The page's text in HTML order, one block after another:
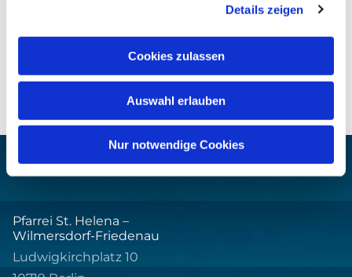
Details zeigen
Cookies zulassen
Auswahl erlauben
Nur notwendige Cookies
Pfarrei St. Helena –
Wilmersdorf-Friedenau
Ludwigkirchplatz 10